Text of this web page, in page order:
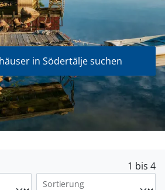
in Södertälje suchen
1 bis 4
Sortierung